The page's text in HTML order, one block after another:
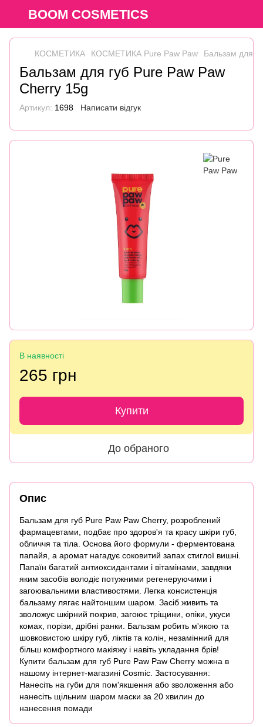
BOOM COSMETICS
КОСМЕТИКА КОСМЕТИКА Pure Paw Paw Бальзам для
Бальзам для губ Pure Paw Paw
Cherry 15g
Артикул: 1698 Написати відгук
В наявності
265 грн
Купити
До обраного
Опис
Бальзам для губ Pure Paw Paw Cherry, розроблений
фармацевтами, подбає про здоров'я та красу шкіри губ,
обличчя та тіла. Основа його формули - ферментована
папайя, а аромат нагадує соковитий запах стиглої вишні.
Папаїн багатий антиоксидантами і вітамінами, завдяки
яким засобів володіє потужними регенеруючими і
загоювальними властивостями. Легка консистенція
бальзаму лягає найтоншим шаром. Засіб живить та
зволожує шкірний покрив, загоює тріщини, опіки, укуси
комах, порізи, дрібні ранки. Бальзам робить м'якою та
шовковистою шкіру губ, ліктів та колін, незамінний для
більш комфортного макіяжу і навіть укладання брів!
Купити бальзам для губ Pure Paw Paw Cherry можна в
нашому інтернет-магазині Cosmic. Застосування:
Нанесіть на губи для пом'якшення або зволоження або
нанесіть щільним шаром маски за 20 хвилин до
нанесення помади